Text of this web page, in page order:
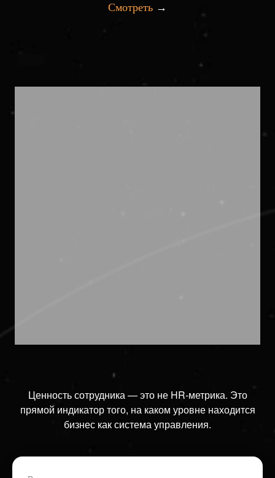
Смотреть →
Ценность сотрудника — это не HR-метрика. Это
прямой индикатор того, на каком уровне находится
бизнес как система управления.